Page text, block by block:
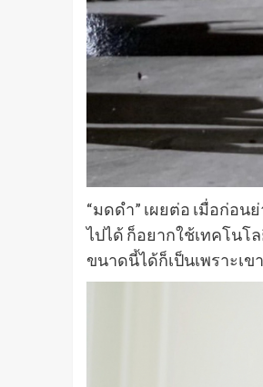
“มดดำ” เผยต่อ เมื่อก่อ
ไปได้ ก็อยากใช้เทคโนโ
ขนาดนี้ได้ก็เป็นเพราะเ